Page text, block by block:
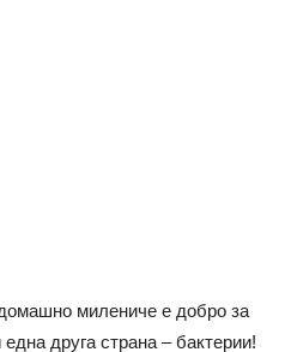
милениче е добро за
друга страна – бактерии!